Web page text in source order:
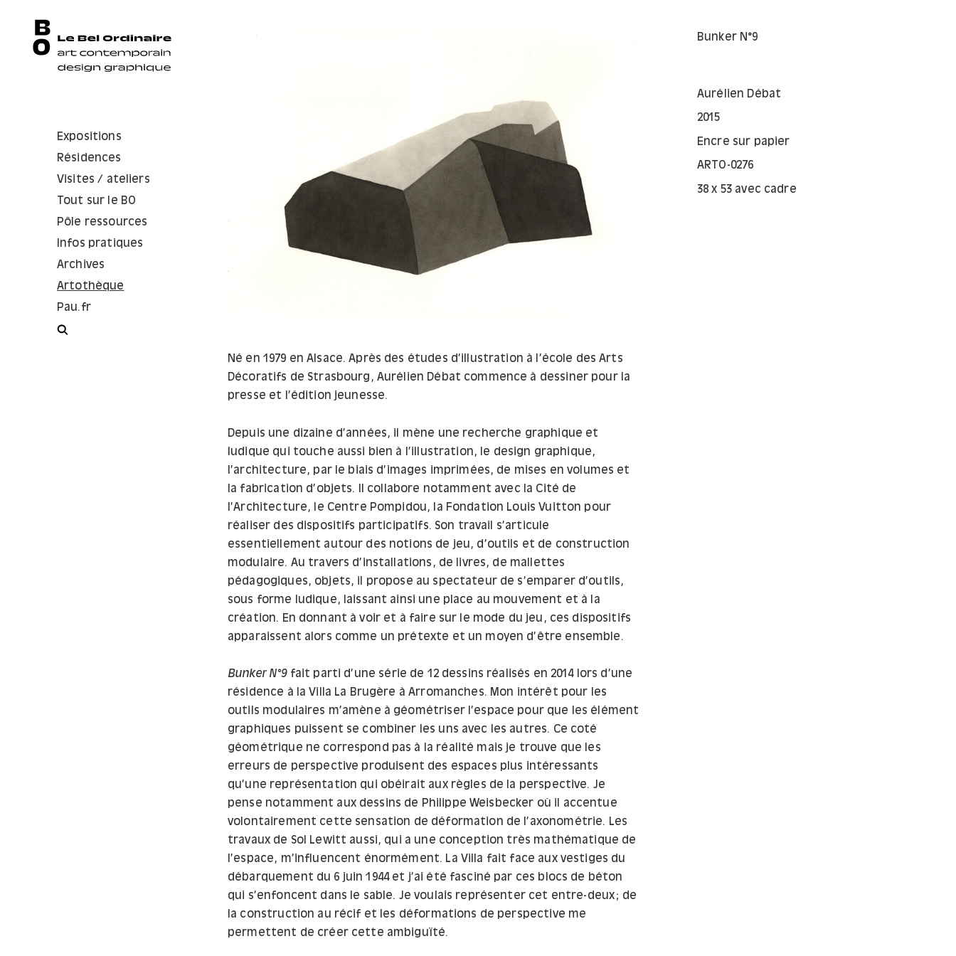
Expositions
Résidences
Visites / ateliers
Tout sur le BO
Pôle ressources
Infos pratiques
Archives
Artothèque
Pau.fr
Rechercher
Né en 1979 en Alsace. Après des études d’illustration à l’école des Arts
Décoratifs de Strasbourg, Aurélien Débat commence à dessiner pour la
presse et l’édition jeunesse.
Depuis une dizaine d’années, il mène une recherche graphique et
ludique qui touche aussi bien à l’illustration, le design graphique,
l’architecture, par le biais d’images imprimées, de mises en volumes et
la fabrication d’objets. Il collabore notamment avec la Cité de
l’Architecture, le Centre Pompidou, la Fondation Louis Vuitton pour
réaliser des dispositifs participatifs. Son travail s’articule
essentiellement autour des notions de jeu, d’outils et de construction
modulaire. Au travers d’installations, de livres, de mallettes
pédagogiques, objets, il propose au spectateur de s’emparer d’outils,
sous forme ludique, laissant ainsi une place au mouvement et à la
création. En donnant à voir et à faire sur le mode du jeu, ces dispositifs
apparaissent alors comme un prétexte et un moyen d’être ensemble.
Bunker N°9fait parti d’une série de 12 dessins réalisés en 2014 lors d’une
résidence à la Villa La Brugère à Arromanches. Mon intérêt pour les
outils modulaires m’amène à géométriser l’espace pour que les élément
graphiques puissent se combiner les uns avec les autres. Ce coté
géométrique ne correspond pas à la réalité mais je trouve que les
erreurs de perspective produisent des espaces plus intéressants
qu’une représentation qui obéirait aux règles de la perspective. Je
pense notamment aux dessins de Philippe Weisbecker où il accentue
volontairement cette sensation de déformation de l’axonométrie. Les
travaux de Sol Lewitt aussi, qui a une conception très mathématique de
l’espace, m’influencent énormément. La Villa fait face aux vestiges du
débarquement du 6 juin 1944 et j’ai été fasciné par ces blocs de béton
qui s’enfoncent dans le sable. Je voulais représenter cet entre-deux ; de
la construction au récif et les déformations de perspective me
permettent de créer cette ambiguïté.
Bunker N°9
Aurélien Débat
2015
Encre sur papier
ARTO-0276
38 x 53 avec cadre